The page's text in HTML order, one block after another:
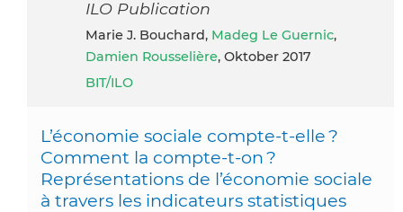
ILO Publication
Marie J. Bouchard, Madeg Le Guernic,
Damien Rousselière, Oktober 2017
BIT/ILO
L’économie sociale compte-t-elle ?
Comment la compte-t-on ?
Représentations de l’économie sociale
à travers les indicateurs statistiques